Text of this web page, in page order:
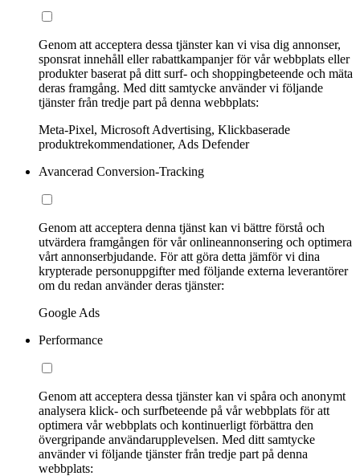
Genom att acceptera dessa tjänster kan vi visa dig annonser,
sponsrat innehåll eller rabattkampanjer för vår webbplats eller
produkter baserat på ditt surf- och shoppingbeteende och mäta
deras framgång. Med ditt samtycke använder vi följande
tjänster från tredje part på denna webbplats:
Meta-Pixel, Microsoft Advertising, Klickbaserade
produktrekommendationer, Ads Defender
Avancerad Conversion-Tracking
Genom att acceptera denna tjänst kan vi bättre förstå och
utvärdera framgången för vår onlineannonsering och optimera
vårt annonserbjudande. För att göra detta jämför vi dina
krypterade personuppgifter med följande externa leverantörer
om du redan använder deras tjänster:
Google Ads
Performance
Genom att acceptera dessa tjänster kan vi spåra och anonymt
analysera klick- och surfbeteende på vår webbplats för att
optimera vår webbplats och kontinuerligt förbättra den
övergripande användarupplevelsen. Med ditt samtycke
använder vi följande tjänster från tredje part på denna
webbplats: